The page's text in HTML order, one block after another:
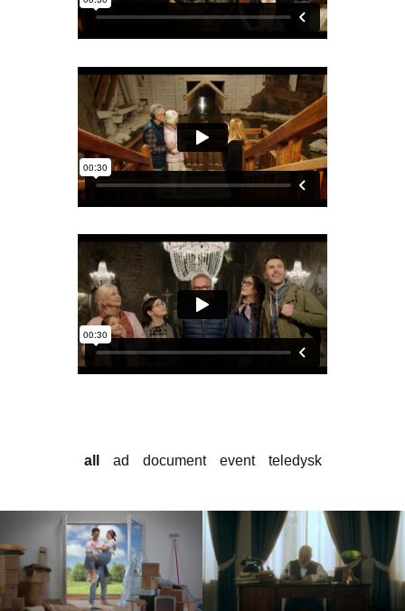
all ad document event teledysk